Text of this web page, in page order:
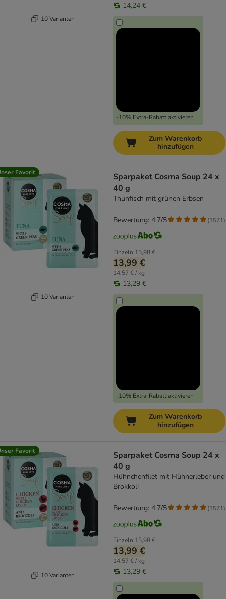
10 Varianten
14,24 €
-10% Extra-Rabatt aktivieren
Zum Warenkorb
hinzufügen
Favorit
10 Varianten
Sparpaket Cosma Soup 24 x
40 g
Thunfisch mit grünen Erbsen
Einzeln 15,98 €
13,99 €
14,57 € / kg
13,29 €
-10% Extra-Rabatt aktivieren
Bewertung: 4.7/5 (1571)
Zum Warenkorb
hinzufügen
Favorit
10 Varianten
Sparpaket Cosma Soup 24 x
40 g
Hühnchenfilet mit Hühnerleber und
Brokkoli
Einzeln 15,98 €
13,99 €
14,57 € / kg
13,29 €
Bewertung: 4.7/5 (1571)